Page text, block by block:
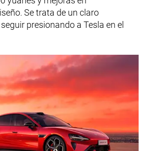
Se trata de un claro
presionando a Tesla en el